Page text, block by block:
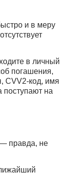
и в меру
в личный
погашения,
CVV2-код, имя
поступают на
правда, не